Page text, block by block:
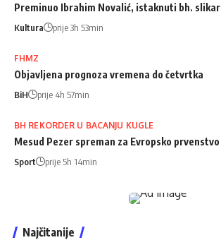
Preminuo Ibrahim Novalić, istaknuti bh. slikar
Kultura prije 3h 53min
FHMZ
Objavljena prognoza vremena do četvrtka
BiH prije 4h 57min
BH REKORDER U BACANJU KUGLE
Mesud Pezer spreman za Evropsko prvenstvo
Sport prije 5h 14min
Najčitanije